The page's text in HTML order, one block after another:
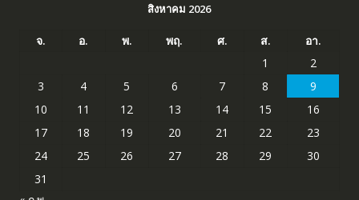
สิงหาคม 2026
จ. อ. พ. พฤ. ศ. ส.
อา.
1
2
3
4 5 6 7 8
9
10
11 12 13 14 15
16
17
18 19 20 21 22
23
24
25 26 27 28 29
30
31